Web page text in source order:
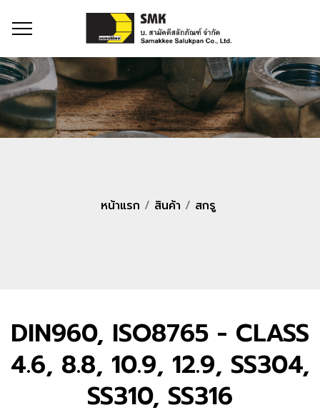
หน้าแรก / สินค้า / สกรู
DIN960, ISO8765 - CLASS
4.6, 8.8, 10.9, 12.9, SS304,
SS310, SS316